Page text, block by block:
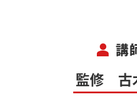
person 講
監修 古